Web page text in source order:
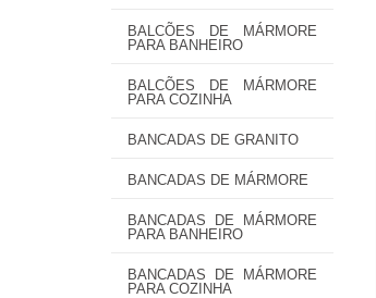
BALCÕES DE MÁRMORE
PARA BANHEIRO
BALCÕES DE MÁRMORE
PARA COZINHA
BANCADAS DE GRANITO
BANCADAS DE MÁRMORE
BANCADAS DE MÁRMORE
PARA BANHEIRO
BANCADAS DE MÁRMORE
PARA COZINHA